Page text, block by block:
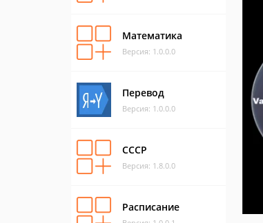
Математика
Версия: 1.0.0.0
Перевод
Версия: 1.0.0.0
СССР
Версия: 1.8.0.0
Расписание